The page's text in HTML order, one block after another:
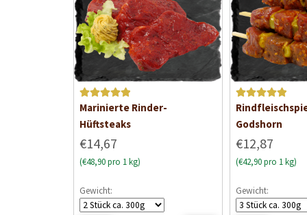
Bewertet mit
5von 5
Marinierte Rinder-
Hüftsteaks
€14,67
(€48,90 pro 1 kg)
Gewicht:
Bewertet mit
5von 5
Godshorn
€12,87
(€42,90 pro 1 kg)
Gewicht: